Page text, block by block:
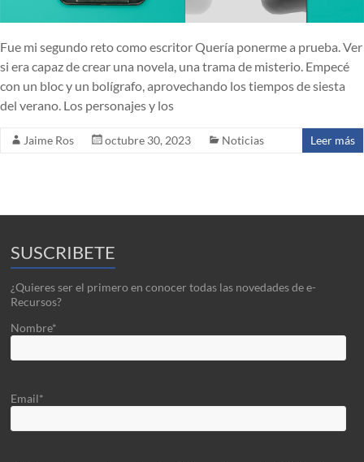
Fue mi segundo reto como escritor Quería ponerme a prueba. Ver
si era capaz de crear una novela, una trama de misterio. Empecé
con un bloc y un bolígrafo, aprovechando los tiempos de siesta
del verano. Los personajes y los
Jaime Ros octubre 30, 2023 Noticias Leer más
SUSCRIBETE
¿Quieres ser el primero en conocer todas las novedades de e-
Recursos?
Nombre*
Email*